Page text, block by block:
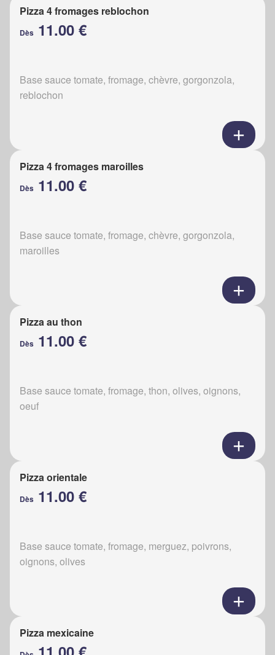
Pizza 4 fromages reblochon
Dès 11.00 €
Base sauce tomate, fromage, chèvre, gorgonzola,
reblochon
Pizza 4 fromages maroilles
Dès 11.00 €
Base sauce tomate, fromage, chèvre, gorgonzola,
maroilles
Pizza au thon
Dès 11.00 €
Base sauce tomate, fromage, thon, olives, oignons,
oeuf
Pizza orientale
Dès 11.00 €
Base sauce tomate, fromage, merguez, poivrons,
oignons, olives
Pizza mexicaine